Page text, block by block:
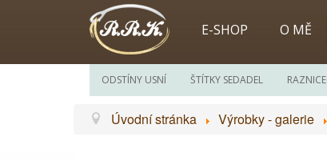
E-SHOP O MĚ
ODSTÍNY USNÍ ŠTÍTKY SEDADEL RAZNICE
Úvodní stránka Výrobky - galerie